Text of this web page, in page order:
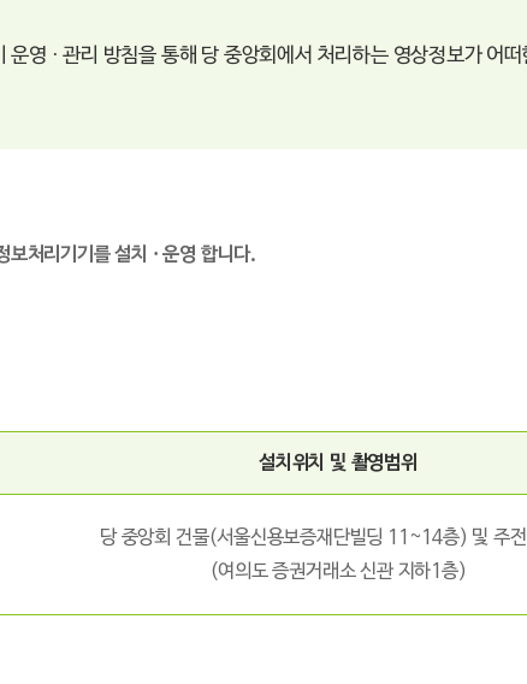
영 · 관리 방침을 통해 당 중앙회에서 처리하는 영상정보가 어
처리기기를 설치 · 운영 합니다.
설치위치 및 촬영범위
당 중앙회 건물(서울신용보증재단빌딩 11~14층) 및 주
(여의도 증권거래소 신관 지하1층)